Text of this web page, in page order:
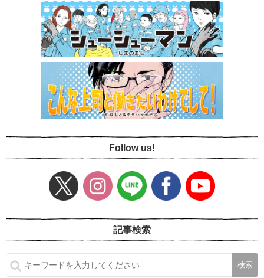
Follow us!
記事検索